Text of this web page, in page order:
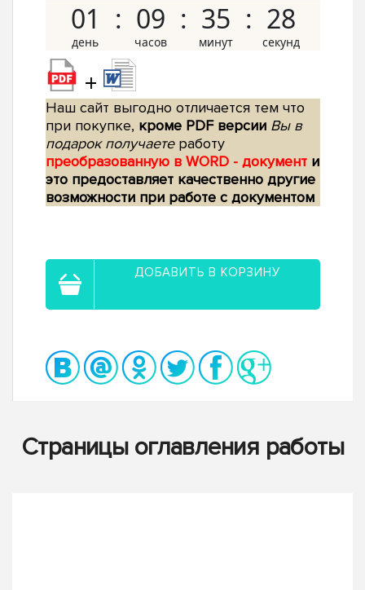
01 09 35 27
+
Наш сайт выгодно отличается тем что
при покупке, кроме PDF версии Вы в
подарок получаетеработу
преобразованную в WORD - документ и
это предоставляет качественно другие
возможности при работе с документом
ДОБАВИТЬ В КОРЗИНУ
Страницы оглавления работы